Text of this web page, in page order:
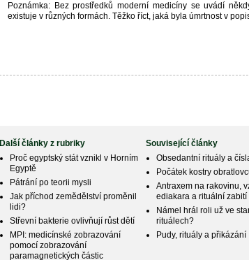
Poznámka: Bez prostředků moderní medicíny se uvádí
existuje v různých formách. Těžko říct, jaká byla úmrtnost v
Další články z rubriky
Proč egyptský stát vznikl v Horním
Egyptě
Pátrání po teorii mysli
Jak příchod zemědělství proměnil
lidi?
Střevní bakterie ovlivňují růst dětí
MPI: medicínské zobrazování
pomocí zobrazování
paramagnetických částic
Související články
Obsedantní rituály a
Počátek kostry
Antraxem na rakovinu,
ediakara a rituální zabití
Námel hrál roli už ve
rituálech?
Pudy, rituály a přikázání